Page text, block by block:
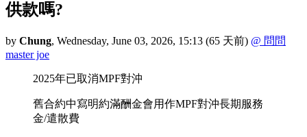
供款嗎?
by Chung, Wednesday, June 03, 2026, 15:13 (65 天前) @ 問問
master joe
2025年已取消MPF對沖
舊合約中寫明約滿酬金會用作MPF對沖長期服務
金/遣散費